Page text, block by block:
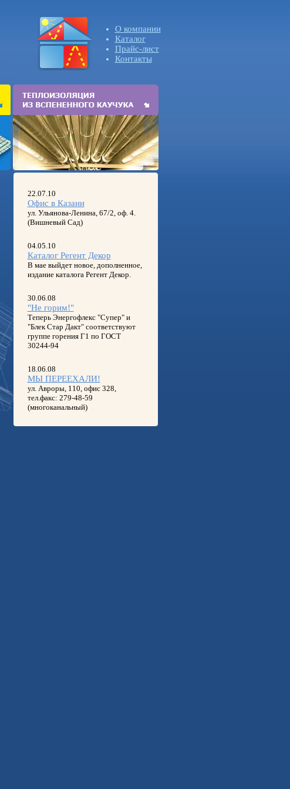
О компании
Каталог
Прайс-лист
Контакты
22.07.10
Офис в Казани
ул. Ульянова-Ленина, 67/2, оф. 4.
(Вишневый Сад)
04.05.10
Каталог Регент Декор
В мае выйдет новое, дополненное,
издание каталога Регент Декор.
30.06.08
"Не горим!"
Теперь Энергофлекс "Супер" и
"Блек Стар Дакт" соответствуют
группе горения Г1 по ГОСТ
30244-94
18.06.08
МЫ ПЕРЕЕХАЛИ!
ул. Авроры, 110, офис 328,
тел.факс: 279-48-59
(многоканальный)